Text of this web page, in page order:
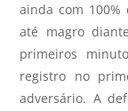
ainda com
até magro
primeiros
registro no
adversário. A